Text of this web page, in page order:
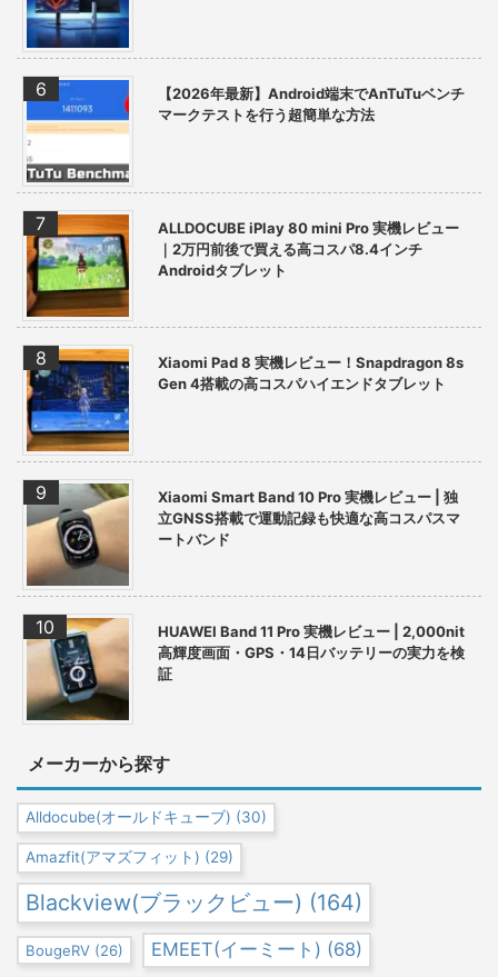
【2026年最新】Android端末でAnTuTuベンチ
マークテストを行う超簡単な方法
ALLDOCUBE iPlay 80 mini Pro 実機レビュー
｜2万円前後で買える高コスパ8.4インチ
Androidタブレット
Xiaomi Pad 8 実機レビュー！Snapdragon 8s
Gen 4搭載の高コスパハイエンドタブレット
Xiaomi Smart Band 10 Pro 実機レビュー | 独
立GNSS搭載で運動記録も快適な高コスパスマ
ートバンド
HUAWEI Band 11 Pro 実機レビュー | 2,000nit
高輝度画面・GPS・14日バッテリーの実力を検
証
メーカーから探す
Alldocube(オールドキューブ) (30)
Amazfit(アマズフィット) (29)
Blackview(ブラックビュー) (164)
BougeRV (26) EMEET(イーミート) (68)